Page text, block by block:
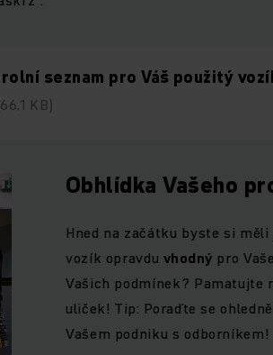
seznam pro Váš použitý
KB)
Obhlídka Vašeho
Hned na začátku byste si
vozík opravdu vhodný pro
Vašich podmínek? Pamatujte
uliček! Tip: Poraďte se
Vašem podniku s odborníkem!